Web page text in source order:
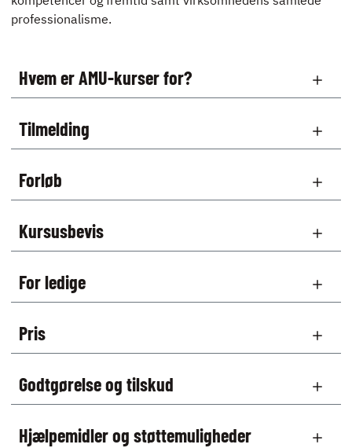
professionalisme.
Hvem er AMU-kurser for?
Tilmelding
Forløb
Kursusbevis
For ledige
Pris
Godtgørelse og tilskud
Hjælpemidler og støttemuligheder